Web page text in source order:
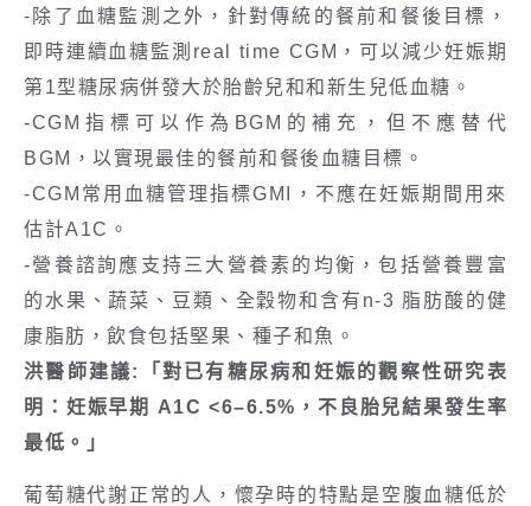
-除了血糖監測之外，針對傳統的餐前和餐後目標，
即時連續血糖監測real time CGM，可以減少妊娠期
第1型糖尿病併發大於胎齡兒和和新生兒低血糖。
-CGM指標可以作為BGM的補充，但不應替代
BGM，以實現最佳的餐前和餐後血糖目標。
-CGM常用血糖管理指標GMI，不應在妊娠期間用來
估計A1C。
-營養諮詢應支持三大營養素的均衡，包括營養豐富
的水果、蔬菜、豆類、全穀物和含有n-3 脂肪酸的健
康脂肪，飲食包括堅果、種子和魚。
洪醫師建議:「對已有糖尿病和妊娠的觀察性研究表
明：妊娠早期 A1C <6–6.5%，不良胎兒結果發生率
最低。」
葡萄糖代謝正常的人，懷孕時的特點是空腹血糖低於